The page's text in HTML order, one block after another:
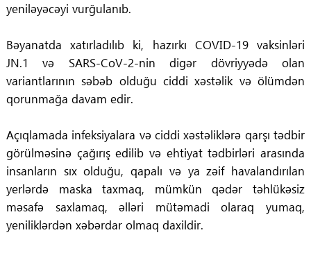
yeniləyəcəyi vurğulanıb.
Bəyanatda xatırladılıb ki, hazırkı COVID-19 vaksinləri
JN.1 və SARS-CoV-2-nin digər dövriyyədə olan
variantlarının səbəb olduğu ciddi xəstəlik və ölümdən
qorunmağa davam edir.
Açıqlamada infeksiyalara və ciddi xəstəliklərə qarşı tədbir
görülməsinə çağırış edilib və ehtiyat tədbirləri arasında
insanların sıx olduğu, qapalı və ya zəif havalandırılan
yerlərdə maska taxmaq, mümkün qədər təhlükəsiz
məsafə saxlamaq, əlləri mütəmadi olaraq yumaq,
yeniliklərdən xəbərdar olmaq daxildir.